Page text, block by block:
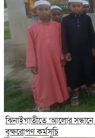
ঝিনাইগাতীতে ‘আলোর
বৃক্ষরোপণ কর্মসূচি